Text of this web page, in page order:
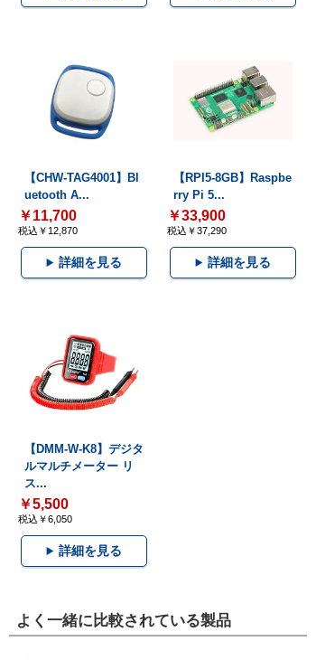
【CHW-TAG4001】Bl
uetooth A...
￥11,700
税込￥12,870
詳細を見る
【RPI5-8GB】Raspbe
rry Pi 5...
￥33,900
税込￥37,290
詳細を見る
【DMM-W-K8】デジタ
ルマルチメーター リ
ス...
￥5,500
税込￥6,050
詳細を見る
よく一緒に比較されている製品